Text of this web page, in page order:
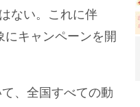
ない。これに伴
にキャンペーンを開
、全国すべての動